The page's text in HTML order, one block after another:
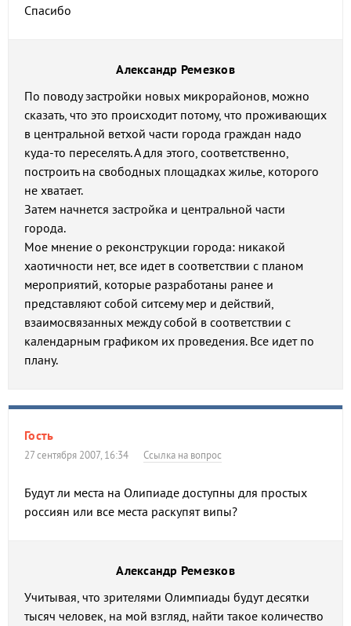
Спасибо
Александр Ремезков
По поводу застройки новых микрорайонов, можно
сказать, что это происходит потому, что проживающих
в центральной ветхой части города граждан надо
куда-то переселять. А для этого, соответственно,
построить на свободных площадках жилье, которого
не хватает.
Затем начнется застройка и центральной части
города.
Мое мнение о реконструкции города: никакой
хаотичности нет, все идет в соответствии с планом
мероприятий, которые разработаны ранее и
представляют собой ситсему мер и действий,
взаимосвязанных между собой в соответствии с
календарным графиком их проведения. Все идет по
плану.
Гость
27 сентября 2007, 16:34 Ссылка на вопрос
Будут ли места на Олипиаде доступны для простых
россиян или все места раскупят випы?
Александр Ремезков
Учитывая, что зрителями Олимпиады будут десятки
тысяч человек, на мой взгляд, найти такое количество